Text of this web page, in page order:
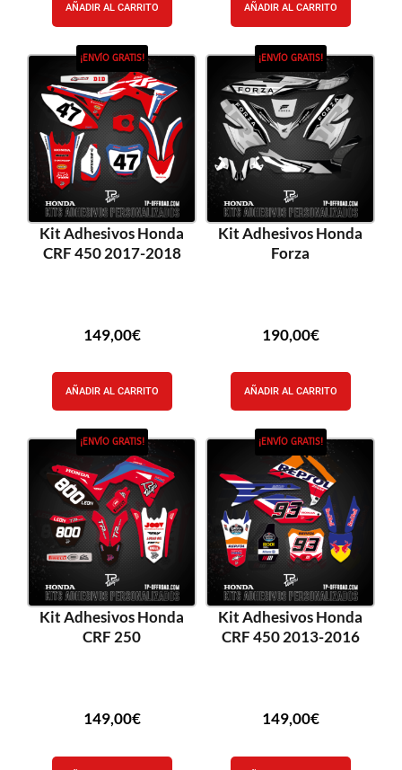
AÑADIR AL CARRITO AÑADIR AL CARRITO
¡ENVÍO GRATIS!
Kit Adhesivos Honda
CRF 450 2017-2018
149,00€
AÑADIR AL CARRITO
¡ENVÍO GRATIS!
Kit Adhesivos Honda
Forza
190,00€
AÑADIR AL CARRITO
¡ENVÍO GRATIS!
Kit Adhesivos Honda
CRF 250
149,00€
¡ENVÍO GRATIS!
Kit Adhesivos Honda
CRF 450 2013-2016
149,00€